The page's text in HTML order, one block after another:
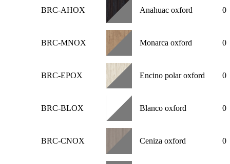
BRC-AHOX Anahuac oxford 0
BRC-MNOX Monarca oxford 0
BRC-EPOX Encino polar oxford 0
BRC-BLOX Blanco oxford 0
BRC-CNOX Ceniza oxford 0